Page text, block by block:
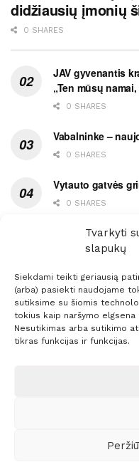
Tvarkyti
slapukų
Siekdami teikti geriausią
(arba) pasiekti naudojame
sutiksime su šiomis
tokius kaip naršymo elgsena
Nesutikimas arba sutikimo
tikras funkcijas ir funkcijas.
didžiausių įmonių
0 SHARES
JAV gyvenantis
„Ten mūsų
0 SHARES
Vabalninke –
0 SHARES
Vytauto gatvės
0 SHARES
Pietų metas
0 SHARES
Prenumerata